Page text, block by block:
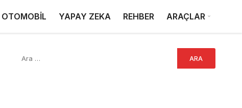
OTOMOBİL YAPAY ZEKA REHBER ARAÇLAR